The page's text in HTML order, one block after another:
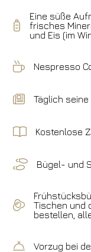
Eine süße
frisches
und Eis (im
Nespresso
Täglich
Kostenlose
Bügel- und
Tischen und
bestellen,
Vorzug bei